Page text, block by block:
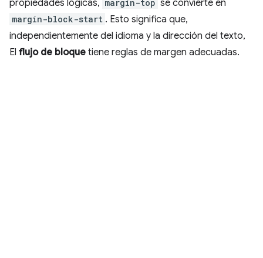
propiedades lógicas, margin-top se convierte en
margin-block-start . Esto significa que,
independientemente del idioma y la dirección del texto,
El flujo de bloque tiene reglas de margen adecuadas.